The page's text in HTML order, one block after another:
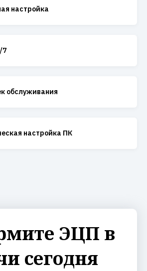
настройка
7
обслуживания
настройка ПК
ЭЦП в
сегодня